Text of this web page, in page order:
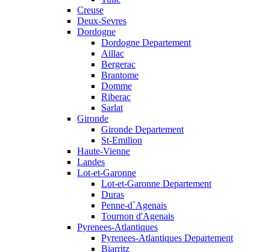
Creuse
Deux-Sevres
Dordogne
Dordogne Departement
Aillac
Bergerac
Brantome
Domme
Riberac
Sarlat
Gironde
Gironde Departement
St-Emilion
Haute-Vienne
Landes
Lot-et-Garonne
Lot-et-Garonne Departement
Duras
Penne-d`Agenais
Tournon d'Agenais
Pyrenees-Atlantiques
Pyrenees-Atlantiques Departement
Biarritz